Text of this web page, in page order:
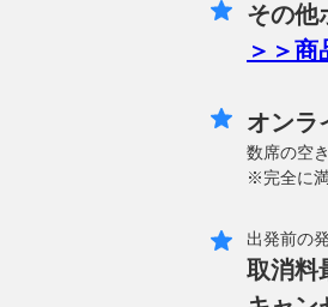
その他
＞＞商
オンラ
数席の空
※完全に
出発前の
取消料